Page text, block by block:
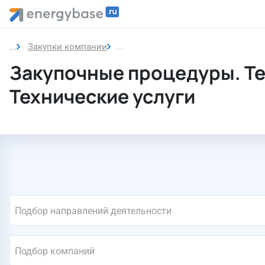
Закупки компании Технические услуги
Закупочные процедуры.
Технические услуги
Подбор направлений деятельности
Подбор компаний